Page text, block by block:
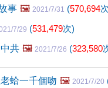
事 🖼️ 2021/7/31 (570,694
7/29 (531,479次)
共 🖼️ 2021/7/26 (323,580
蛤一千個吻 🖼️ 2021/7/20